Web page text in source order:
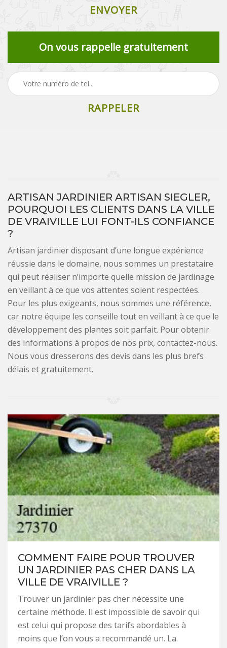
On vous rappelle gratuitement
ARTISAN JARDINIER ARTISAN SIEGLER,
POURQUOI LES CLIENTS DANS LA VILLE
DE VRAIVILLE LUI FONT-ILS CONFIANCE
?
Artisan jardinier disposant d’une longue expérience
réussie dans le domaine, nous sommes un prestataire
qui peut réaliser n’importe quelle mission de jardinage
en veillant à ce que vos attentes soient respectées.
Pour les plus exigeants, nous sommes une référence,
car notre équipe les conseille tout en veillant à ce que le
développement des plantes soit parfait. Pour obtenir
des informations à propos de nos prix, contactez-nous.
Nous vous dresserons des devis dans les plus brefs
délais et gratuitement.
COMMENT FAIRE POUR TROUVER
UN JARDINIER PAS CHER DANS LA
VILLE DE VRAIVILLE ?
Trouver un jardinier pas cher nécessite une
certaine méthode. Il est impossible de savoir qui
est celui qui propose des tarifs abordables à
moins que l’on vous a recommandé un. La